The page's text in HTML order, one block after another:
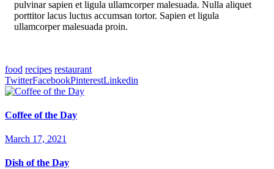
pulvinar sapien et ligula ullamcorper malesuada. Nulla aliquet
porttitor lacus luctus accumsan tortor. Sapien et ligula
ullamcorper malesuada proin.
food recipes restaurant
TwitterFacebookPinterestLinkedin
Coffee of the Day
March 17, 2021
Dish of the Day